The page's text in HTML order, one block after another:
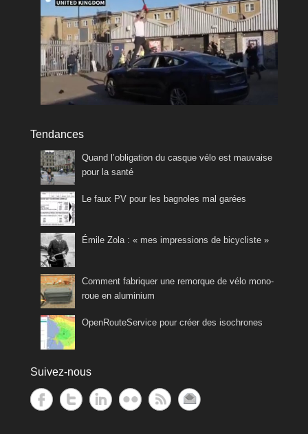
Tendances
Quand l’obligation du casque vélo est mauvaise
pour la santé
Le faux PV pour les bagnoles mal garées
Émile Zola : « mes impressions de bicycliste »
Comment fabriquer une remorque de vélo mono-
roue en aluminium
OpenRouteService pour créer des isochrones
Suivez-nous